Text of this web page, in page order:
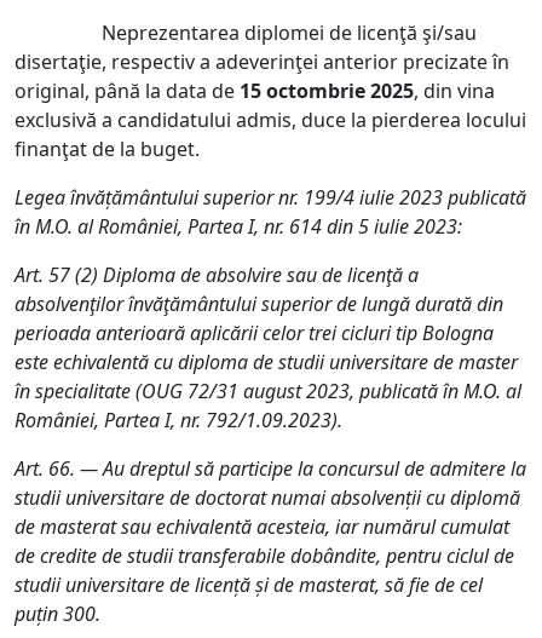
Neprezentarea diplomei de licenţă şi/sau
disertaţie, respectiv a adeverinţei anterior precizate în
original, până la data de 15 octombrie 2025, din vina
exclusivă a candidatului admis, duce la pierderea locului
finanţat de la buget.
Legea învăţământului superior nr. 199/4 iulie 2023 publicată
în M.O. al României, Partea I, nr. 614 din 5 iulie 2023:
Art. 57(2) Diploma de absolvire sau de licenţă a
absolvenţilor învăţământului superior de lungă durată din
perioada anterioară aplicării celor trei cicluri tip Bologna
este echivalentă cu diploma de studii universitare de master
în specialitate (OUG 72/31 august 2023, publicată în M.O. al
României, Partea I, nr. 792/1.09.2023).
Art. 66. — Au dreptul să participe la concursul de admitere la
studii universitare de doctorat numai absolvenții cu diplomă
de masterat sau echivalentă acesteia, iar numărul cumulat
de credite de studii transferabile dobândite, pentru ciclul de
studii universitare de licență și de masterat, să fie de cel
puțin 300.